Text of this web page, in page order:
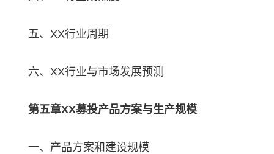
五、XX行业周期
六、XX行业与市场发展预测
第五章XX募投产品方案与生产规模
一、产品方案和建设规模